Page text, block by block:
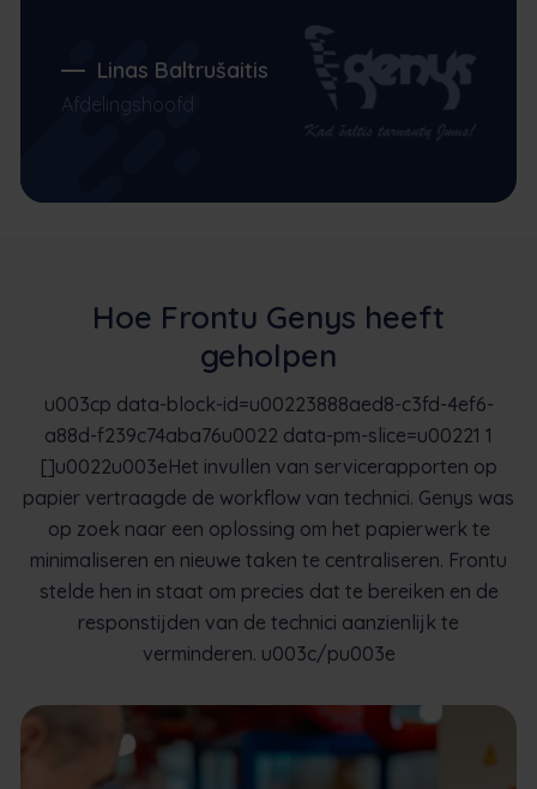
Linas Baltrušaitis
Afdelingshoofd
Hoe Frontu Genys heeft
geholpen
u003cp data-block-id=u00223888aed8-c3fd-4ef6-
a88d-f239c74aba76u0022 data-pm-slice=u00221 1
[]u0022u003eHet invullen van servicerapporten op
papier vertraagde de workflow van technici. Genys was
op zoek naar een oplossing om het papierwerk te
minimaliseren en nieuwe taken te centraliseren. Frontu
stelde hen in staat om precies dat te bereiken en de
responstijden van de technici aanzienlijk te
verminderen. u003c/pu003e